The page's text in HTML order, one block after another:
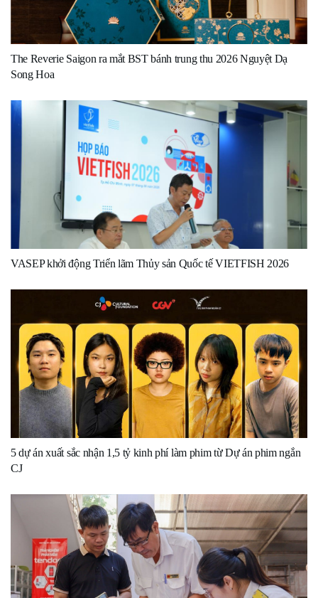
The Reverie Saigon ra mắt BST bánh trung thu 2026 Nguyệt Dạ
Song Hoa
VASEP khởi động Triển lãm Thủy sản Quốc tế VIETFISH 2026
5 dự án xuất sắc nhận 1,5 tỷ kinh phí làm phim từ Dự án phim ngắn
CJ